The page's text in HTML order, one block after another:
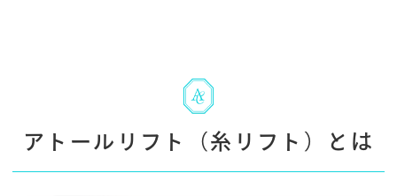
アトールリフト（糸リフト）とは